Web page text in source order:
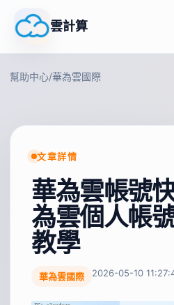
雲計算
幫助中心/華為雲國際
文章詳情
華為雲帳號
為雲個人帳
教學
華為雲國際 2026-05-10